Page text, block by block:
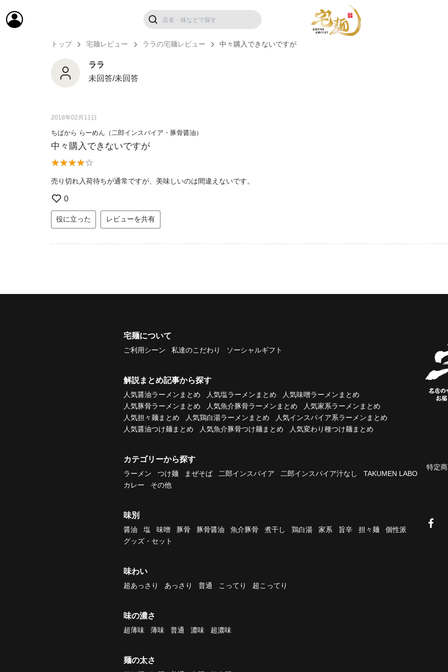
トップ 宅麺レビュー ララの宅麺レビュー 中々購入できないですが
ララ
未回答/未回答
2018年02月11日
ちばから らーめん（二郎インスパイア・豚骨醤油）
中々購入できないですが
売り切れ入荷待ちが通常ですが、美味しいのは間違えないです。
0
役に立った レビューを共有
宅麺について
ご利用シーン 私達のこだわり ソーシャルギフト
解説まとめ記事から探す
人気醤油ラーメンまとめ 人気塩ラーメンまとめ
人気味噌ラーメンまとめ
人気豚骨ラーメンまとめ
人気魚介豚骨ラーメンまとめ
人気家系ラーメンまとめ
人気担々麺まとめ
人気鶏白湯ラーメンまとめ
人気インスパイア系ラーメンまとめ
人気醤油つけ麺まとめ
人気魚介豚骨つけ麺まとめ 人気変わり種つけ麺まとめ
カテゴリーから探す
ラーメン つけ麺 まぜそば 二郎インスパイア 二郎インスパイア汁なし
TAKUMEN LABO
カレー
その他
味別
醤油 塩 味噌 豚骨 豚骨醤油 魚介豚骨 煮干し 鶏白湯 家系 旨辛 担々麺
個性派
グッズ・セット
味わい
超あっさり あっさり 普通 こってり 超こってり
味の濃さ
超薄味 薄味 普通 濃味 超濃味
麺の太さ
特定